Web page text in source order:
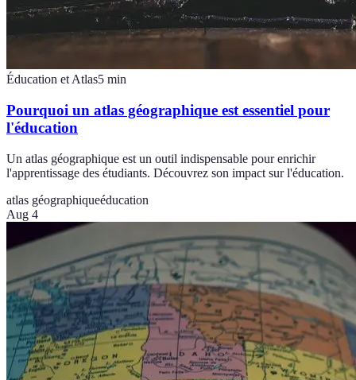
Éducation et Atlas5 min
Pourquoi un atlas géographique est essentiel pour
l'éducation
Un atlas géographique est un outil indispensable pour enrichir
l'apprentissage des étudiants. Découvrez son impact sur l'éducation.
atlas géographiqueéducation
Aug 4